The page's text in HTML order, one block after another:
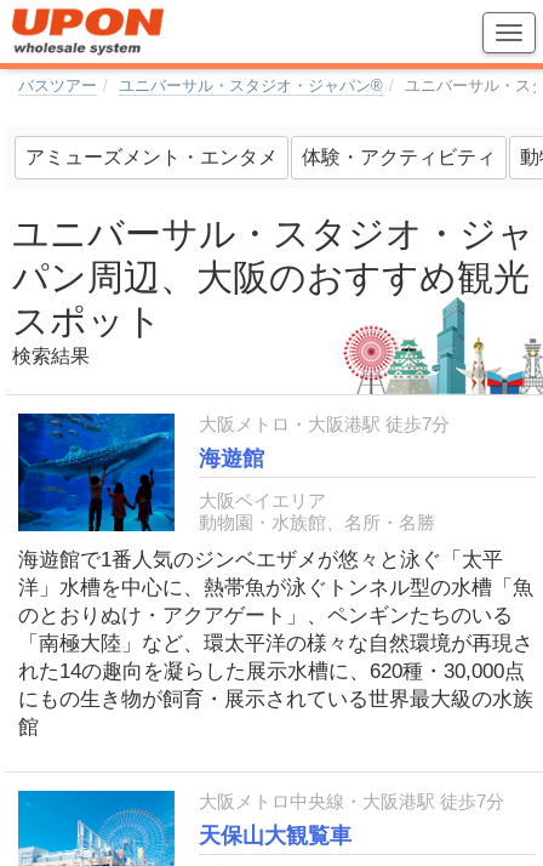
バスツアー ユニバーサル・スタジオ・ジャパン® ユニバーサル・ス
アミューズメント・エンタメ 体験・アクティビティ 動
ユニバーサル・スタジオ・ジャ
パン周辺、大阪のおすすめ観光
スポット
検索結果
大阪メトロ・大阪港駅 徒歩7分
海遊館
大阪ベイエリア
動物園・水族館、名所・名勝
海遊館で1番人気のジンベエザメが悠々と泳ぐ「太平
洋」水槽を中心に、熱帯魚が泳ぐトンネル型の水槽「魚
のとおりぬけ・アクアゲート」、ペンギンたちのいる
「南極大陸」など、環太平洋の様々な自然環境が再現さ
れた14の趣向を凝らした展示水槽に、620種・30,000点
にもの生き物が飼育・展示されている世界最大級の水族
館
大阪メトロ中央線・大阪港駅 徒歩7分
天保山大観覧車